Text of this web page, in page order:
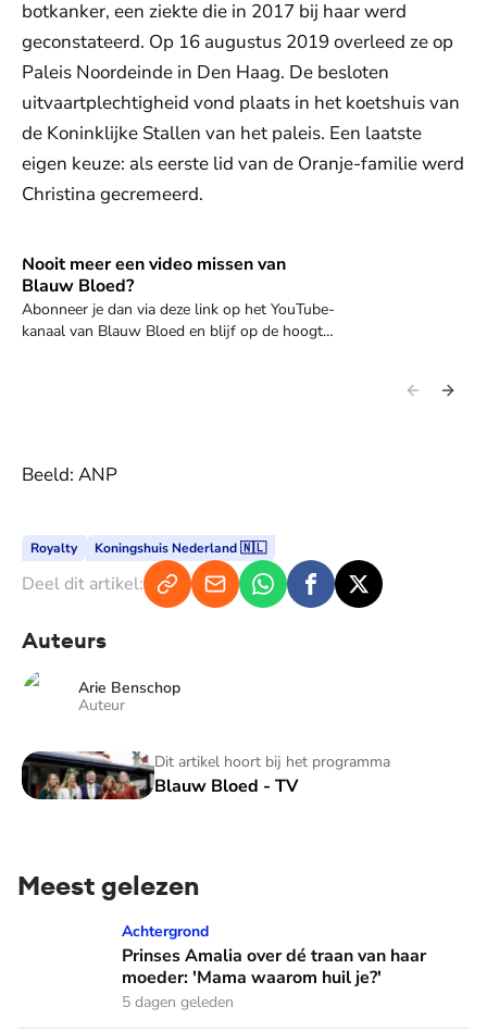
botkanker, een ziekte die in 2017 bij haar werd
geconstateerd. Op 16 augustus 2019 overleed ze op
Paleis Noordeinde in Den Haag. De besloten
uitvaartplechtigheid vond plaats in het koetshuis van
de Koninklijke Stallen van het paleis. Een laatste
eigen keuze: als eerste lid van de Oranje-familie werd
Christina gecremeerd.
Nooit meer een video missen van
Blauw Bloed?
Abonneer je dan via deze link op het YouTube-
kanaal van Blauw Bloed en blijf op de hoogte
Abonneer je hier
Beeld: ANP
Royalty Koningshuis Nederland 🇳🇱
Deel dit artikel:
Auteurs
Arie Benschop
Auteur
Dit artikel hoort bij het programma
Blauw Bloed - TV
Blauw Bloed - TV
Meest gelezen
Prinses Amalia over dé traan van haar moeder: 'Mama
Achtergrond
Prinses Amalia over dé traan van haar
moeder: 'Mama waarom huil je?'
5 dagen geleden